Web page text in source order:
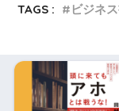
TAGS :
ビジネ